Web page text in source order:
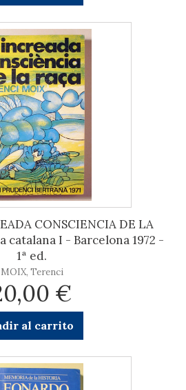
CONSCIENCIA DE LA
catalana I - Barcelona 1972 -
1ª ed.
MOIX, Terenci
€
al carrito